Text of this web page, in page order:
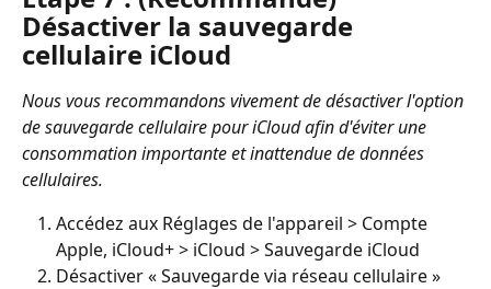
Désactiver la sauvegarde
cellulaire iCloud
Nous vous recommandons vivement de désactiver l'option
de sauvegarde cellulaire pour iCloud afin d'éviter une
consommation importante et inattendue de données
cellulaires.
Accédez aux Réglages de l'appareil > Compte
Apple, iCloud+ > iCloud > Sauvegarde iCloud
Désactiver « Sauvegarde via réseau cellulaire »